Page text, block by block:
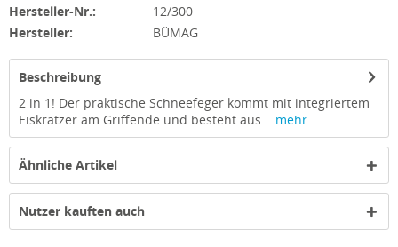
Hersteller-Nr.:
12/300
Hersteller:
BÜMAG
Beschreibung
2 in 1! Der praktische Schneefeger kommt mit integriertem
Eiskratzer am Griffende und besteht aus... mehr
Ähnliche Artikel
Nutzer kauften auch